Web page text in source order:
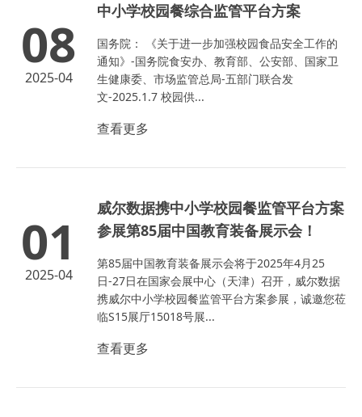
08
2025-04
中小学校园餐综合监管平台方案
国务院： 《关于进一步加强校园食品安全工作的
通知》-国务院食安办、教育部、公安部、国家卫
生健康委、市场监管总局-五部门联合发
文-2025.1.7 校园供...
查看更多
01
2025-04
威尔数据携中小学校园餐监管平台方案
参展第85届中国教育装备展示会！
第85届中国教育装备展示会将于2025年4月25
日-27日在国家会展中心（天津）召开，威尔数据
携威尔中小学校园餐监管平台方案参展，诚邀您莅
临S15展厅15018号展...
查看更多